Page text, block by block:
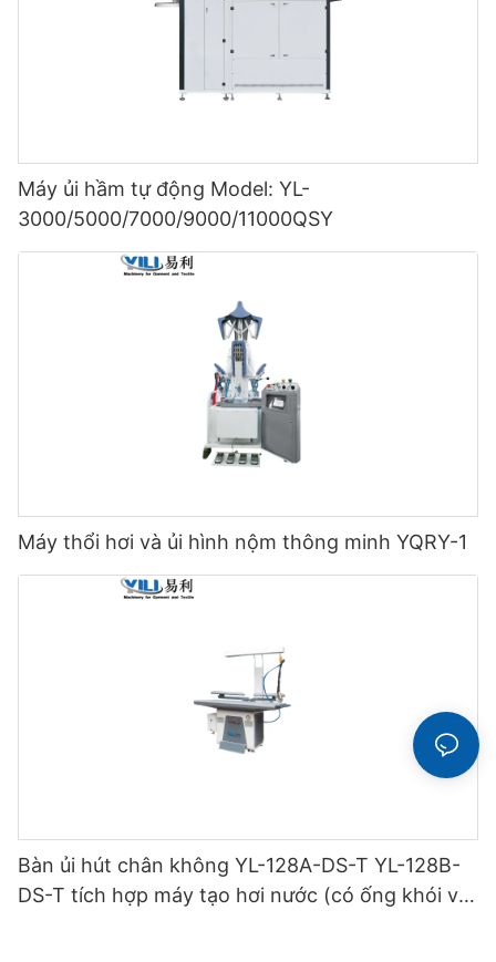
Máy ủi hầm tự động Model: YL-
3000/5000/7000/9000/11000QSY
Máy thổi hơi và ủi hình nộm thông minh YQRY-1
Bàn ủi hút chân không YL-128A-DS-T YL-128B-
DS-T tích hợp máy tạo hơi nước (có ống khói và